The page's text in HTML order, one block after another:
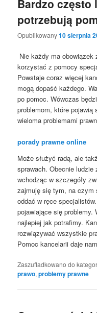
Bardzo
potrzebują
Opublikowany10 sierpnia
Nie każdy ma obowiązek
korzystać z pomocy
Powstaje coraz więcej
mogą dopaść każdego.
po pomoc. Wówczas
problemom, które
wieloma problemami
porady prawne online
Może służyć radą, ale
sprawach. Obecnie
wchodząc w szczegóły
zajmuję się tym, na czym
oddać w ręce
pojawiające się
najlepiej jak potrafimy.
rozwiązywać wszystkie
Pomoc kancelarii daje
Zaszufladkowano do
prawo,problemy prawne